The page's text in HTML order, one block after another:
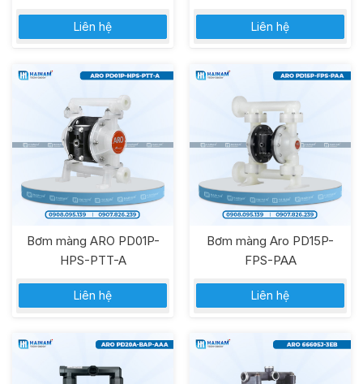
Liên hệ Liên hệ
Bơm màng ARO PD01P-
HPS-PTT-A
Liên hệ
Bơm màng Aro PD15P-
FPS-PAA
Liên hệ